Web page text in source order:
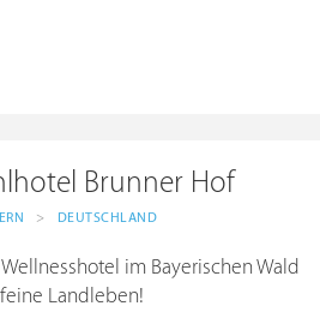
Brunner Hof
> DEUTSCHLAND
im Bayerischen Wald
Landleben!